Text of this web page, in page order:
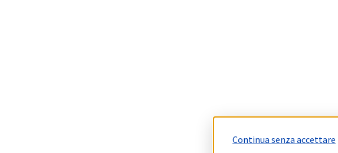
Continua senza accettare